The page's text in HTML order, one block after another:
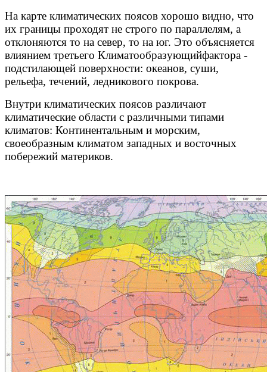
На карте климатических поясов хорошо видно, что
их границы проходят не строго по параллелям, а
отклоняются то на север, то на юг. Это объясняется
влиянием третьего Климатообразующийфактора -
подстилающей поверхности: океанов, суши,
рельефа, течений, ледникового покрова.
Внутри климатических поясов различают
климатические области с различными типами
климатов: Континентальным и морским,
своеобразным климатом западных и восточных
побережий материков.